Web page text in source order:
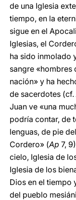
de una Iglesia
tiempo, en la
sigue en el
Iglesias, el
ha sido inmolado
sangre «hombres
nación» y ha
de sacerdotes (cf.
Juan ve «una
podría contar, de
lenguas, de pie
Cordero» (Ap 7,
cielo, Iglesia de
Iglesia de los
Dios en el tiempo
del pueblo